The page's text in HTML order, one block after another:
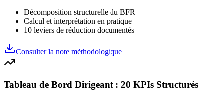
Décomposition structurelle du BFR
Calcul et interprétation en pratique
10 leviers de réduction documentés
Consulter la note méthodologique
Tableau de Bord Dirigeant : 20 KPIs Structurés